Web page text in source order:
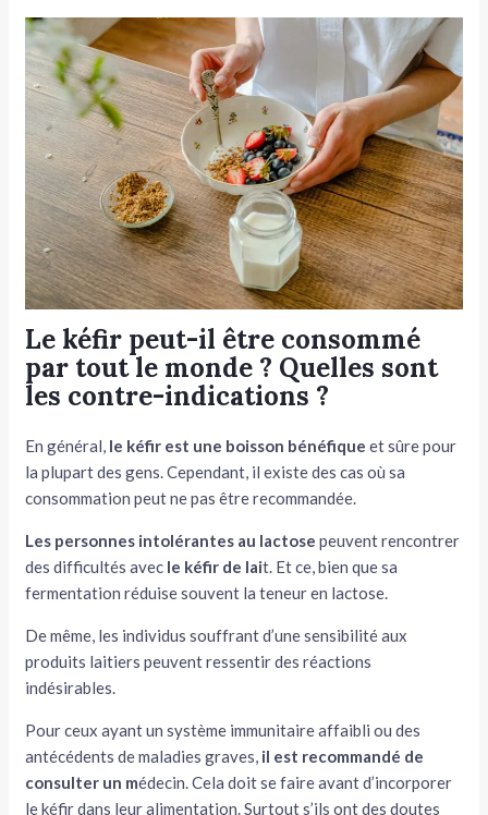
Le kéfir peut-il être consommé
par tout le monde ? Quelles sont
les contre-indications ?
En général, le kéfir est une boisson bénéfique et sûre pour
la plupart des gens. Cependant, il existe des cas où sa
consommation peut ne pas être recommandée.
Les personnes intolérantes au lactose peuvent rencontrer
des difficultés avec le kéfir de lait. Et ce, bien que sa
fermentation réduise souvent la teneur en lactose.
De même, les individus souffrant d’une sensibilité aux
produits laitiers peuvent ressentir des réactions
indésirables.
Pour ceux ayant un système immunitaire affaibli ou des
antécédents de maladies graves, il est recommandé de
consulter un médecin. Cela doit se faire avant d’incorporer
le kéfir dans leur alimentation. Surtout s’ils ont des doutes